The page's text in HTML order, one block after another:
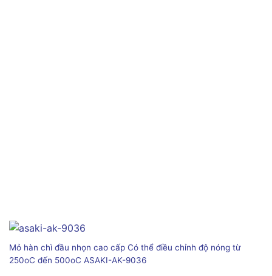
Mỏ hàn chì đầu nhọn cao cấp Có thể điều chỉnh độ nóng từ
250oC đến 500oC ASAKI-AK-9036